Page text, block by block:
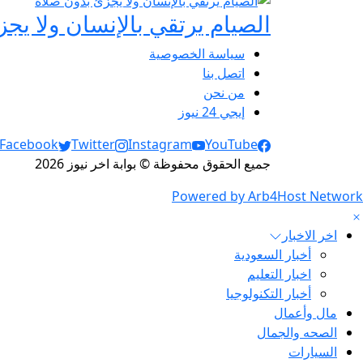
الصيام يرتقي بالإنسان ولا
سياسة الخصوصية
اتصل بنا
من نحن
إيجي 24 نيوز
Social Links
Facebook Twitter Instagram
YouTube
جميع الحقوق محفوظة © بوابة اخر نيوز 2026
Powered by Arb4Host Network
اخر الاخبار
أخبار السعودية
اخبار التعليم
أخبار التكنولوجيا
مال وأعمال
الصحه والجمال
السيارات